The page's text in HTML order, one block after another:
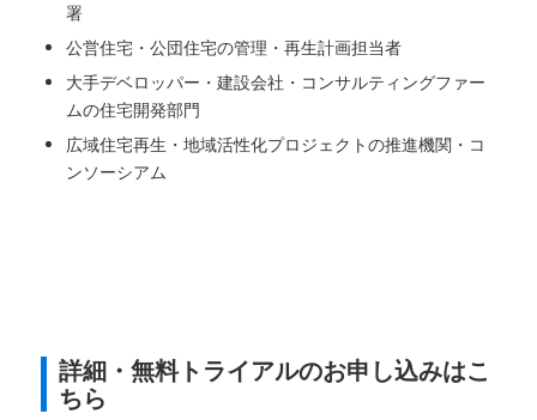
署
公営住宅・公団住宅の管理・再生計画担当者
大手デベロッパー・建設会社・コンサルティングファー
ムの住宅開発部門
広域住宅再生・地域活性化プロジェクトの推進機関・コ
ンソーシアム
詳細・無料トライアルのお申し込みはこ
ちら